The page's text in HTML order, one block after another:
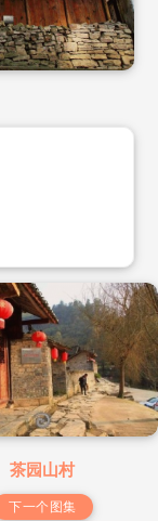
茶园山村
下一个图集